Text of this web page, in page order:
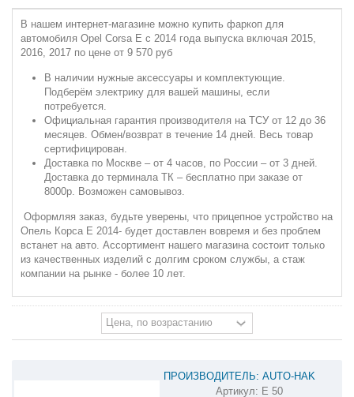
В нашем интернет-магазине можно купить фаркоп для
автомобиля Opel Corsa E с 2014 года выпуска включая 2015,
2016, 2017 по цене от 9 570 руб
В наличии нужные аксессуары и комплектующие.
Подберём электрику для вашей машины, если
потребуется.
Официальная гарантия производителя на ТСУ от 12 до 36
месяцев. Обмен/возврат в течение 14 дней. Весь товар
сертифицирован.
Доставка по Москве – от 4 часов, по России – от 3 дней.
Доставка до терминала ТК – бесплатно при заказе от
8000р. Возможен самовывоз.
Оформляя заказ, будьте уверены, что прицепное устройство на
Опель Корса E 2014- будет доставлен вовремя и без проблем
встанет на авто. Ассортимент нашего магазина состоит только
из качественных изделий с долгим сроком службы, а стаж
компании на рынке - более 10 лет.
ПРОИЗВОДИТЕЛЬ: AUTO-HAK
ФАРКОП НА OPEL CORSA E E 50
Артикул: E 50